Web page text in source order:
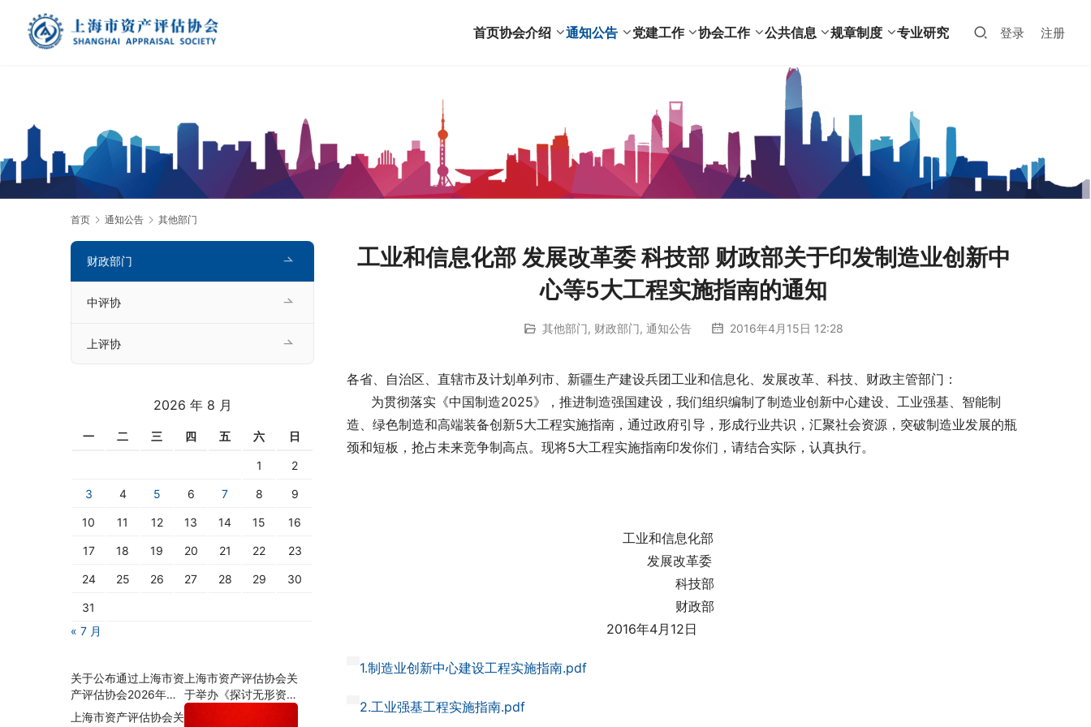
首页协会介绍 通知公告 党建工作 协会工作 公共信息 规章制度 专业研究 登录 注册
首页 通知公告 其他部门
工业和信息化部 发展改革委 科技部 财政部关于印发制造业创新中
心等5大工程实施指南的通知
其他部门, 财政部门, 通知公告 2016年4月15日 12:28
各省、自治区、直辖市及计划单列市、新疆生产建设兵团工业和信息化、发展改革、科技、财政主管部门：
为贯彻落实《中国制造2025》，推进制造强国建设，我们组织编制了制造业创新中心建设、工业强基、智能制
造、绿色制造和高端装备创新5大工程实施指南，通过政府引导，形成行业共识，汇聚社会资源，突破制造业发展的瓶
颈和短板，抢占未来竞争制高点。现将5大工程实施指南印发你们，请结合实际，认真执行。
工业和信息化部
发展改革委
科技部
财政部
2016年4月12日
1.制造业创新中心建设工程实施指南.pdf
2.工业强基工程实施指南.pdf
财政部门
中评协
上评协
2026 年 8 月
一 二 三 四 五 六 日
1 2
3 4 5 6 7 8 9
10 11 12 13 14 15 16
17 18 19 20 21 22 23
24 25 26 27 28 29 30
31
« 7 月
关于公布通过上海市资
产评估协会2026年会
员资格年检名单的通知
上海市资产评估协会关
于举办《探讨无形资
源、资质对企业价值的
上海市资产评估协会关